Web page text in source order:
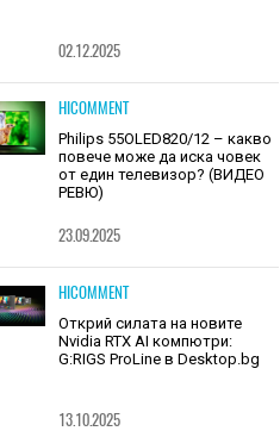
02.12.2025
HICOMMENT
Philips 55OLED820/12 – какво
повече може да иска човек
от един телевизор? (ВИДЕО
РЕВЮ)
23.09.2025
HICOMMENT
Открий силата на новите
Nvidia RTX AI компютри:
G:RIGS ProLine в Desktop.bg
13.10.2025